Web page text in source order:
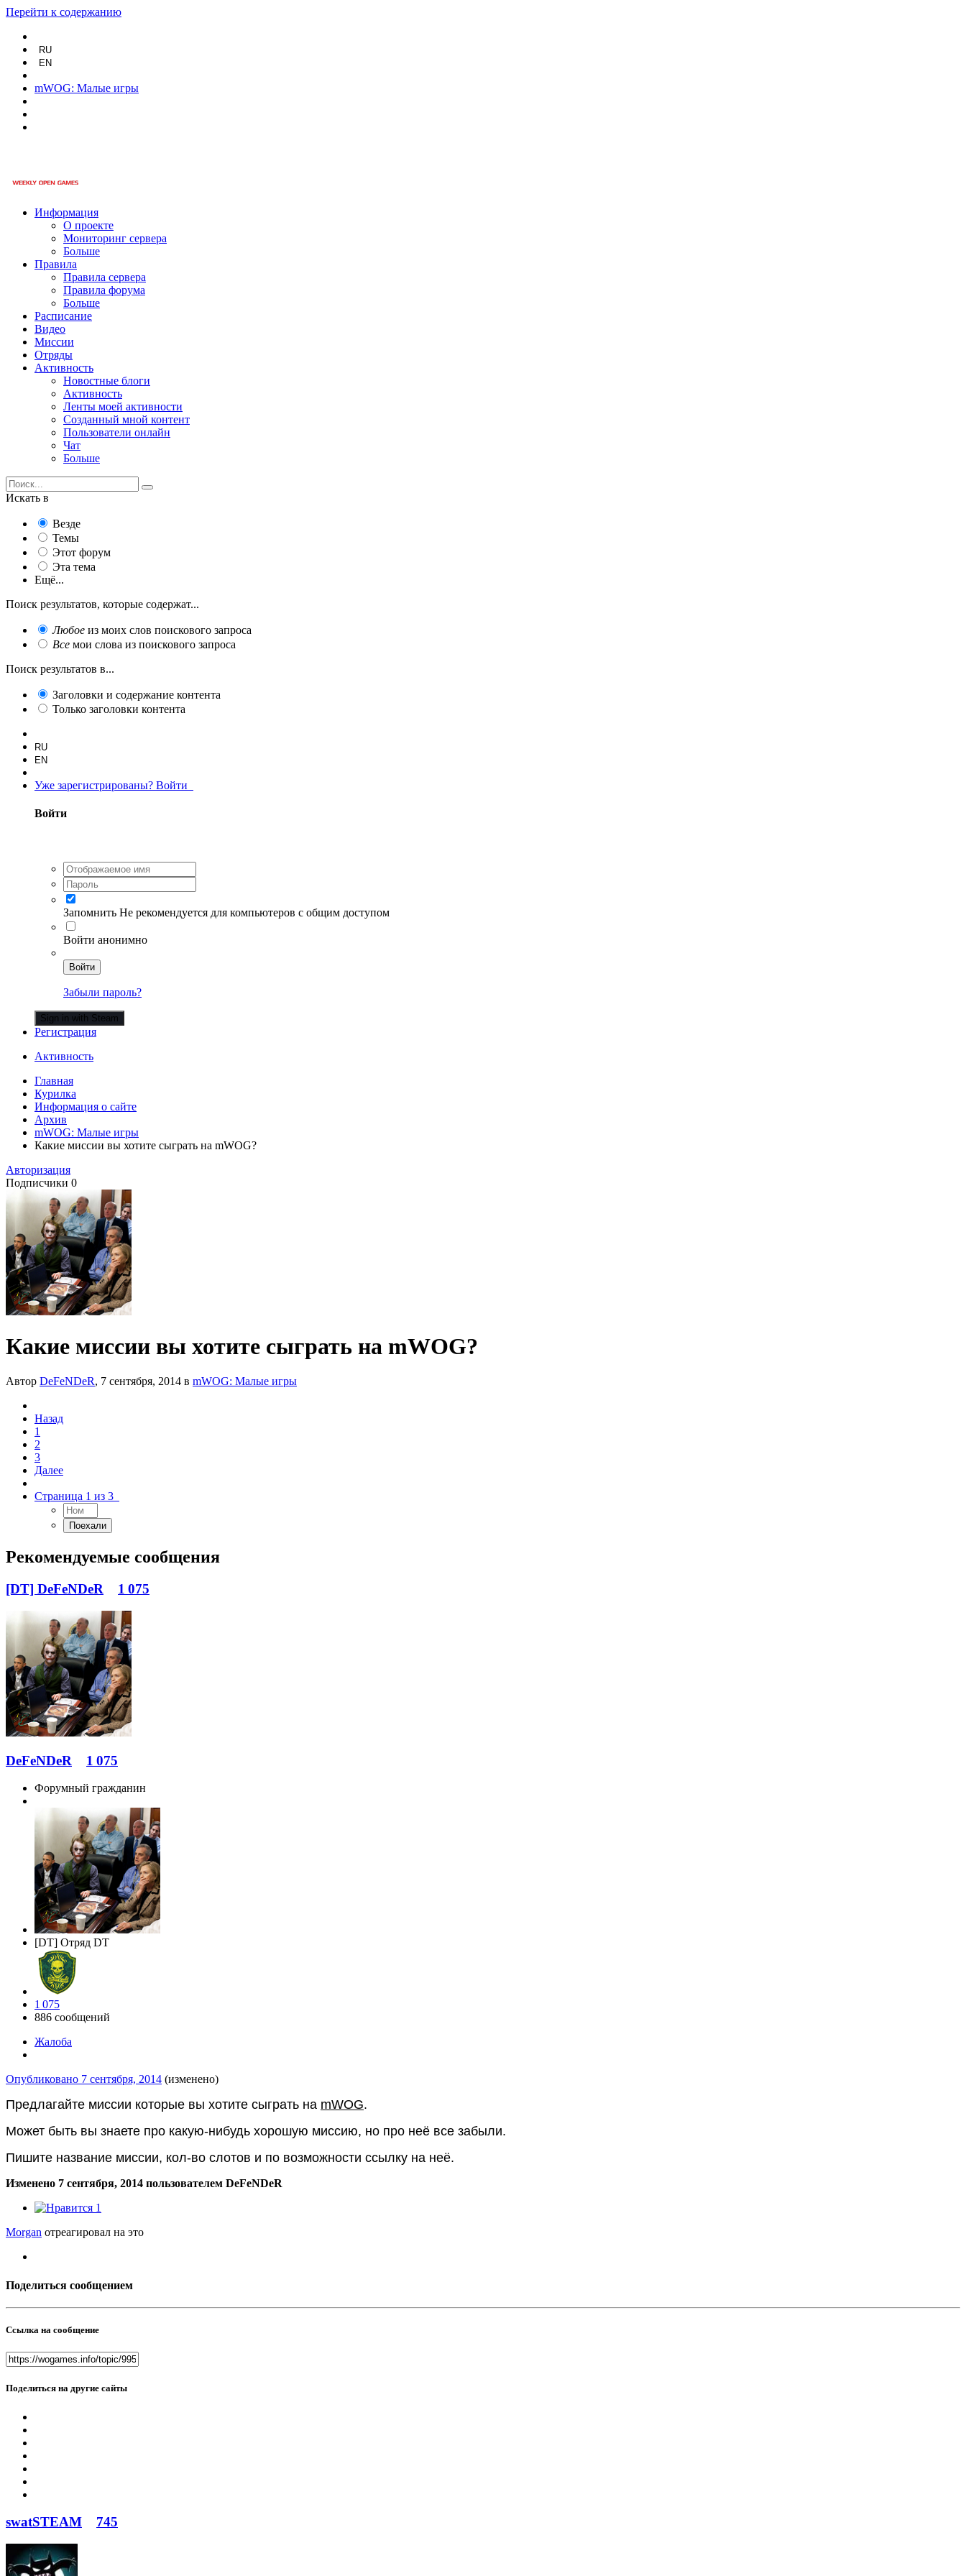
Перейти к содержанию
RU
EN
mWOG: Малые игры
Информация
О проекте
Мониторинг сервера
Больше
Правила
Правила сервера
Правила форума
Больше
Расписание
Видео
Миссии
Отряды
Активность
Новостные блоги
Активность
Ленты моей активности
Созданный мной контент
Пользователи онлайн
Чат
Больше
Искать в
Везде
Темы
Этот форум
Эта тема
Ещё...
Поиск результатов, которые содержат...
Любое из моих слов поискового запроса
Все мои слова из поискового запроса
Поиск результатов в...
Заголовки и содержание контента
Только заголовки контента
RU
EN
Уже зарегистрированы? Войти
Войти
Запомнить Не рекомендуется для компьютеров с общим доступом
Войти анонимно
Войти
Забыли пароль?
Sign in with Steam
Регистрация
Активность
Главная
Курилка
Информация о сайте
Архив
mWOG: Малые игры
Какие миссии вы хотите сыграть на mWOG?
Авторизация
Подписчики 0
Какие миссии вы хотите сыграть на mWOG?
Автор DeFeNDeR, 7 сентября, 2014 в mWOG: Малые игры
Назад
1
2
3
Далее
Страница 1 из 3
Рекомендуемые сообщения
[DT] DeFeNDeR 1 075
DeFeNDeR 1 075
Форумный гражданин
[DT] Отряд DT
1 075
886 сообщений
Жалоба
Опубликовано 7 сентября, 2014 (изменено)
Предлагайте миссии которые вы хотите сыграть на mWOG.
Может быть вы знаете про какую-нибудь хорошую миссию, но про неё все забыли.
Пишите название миссии, кол-во слотов и по возможности ссылку на неё.
Изменено 7 сентября, 2014 пользователем DeFeNDeR
1
Morgan отреагировал на это
Поделиться сообщением
Ссылка на сообщение
Поделиться на другие сайты
swatSTEAM 745